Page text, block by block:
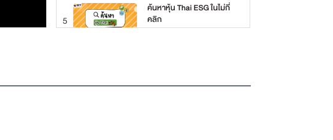
5
ค้นหาหุ้น Thai ESG ในไม่กี่
คลิก